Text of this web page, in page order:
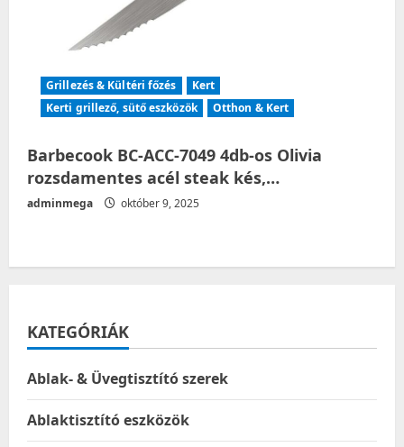
Grillezés & Kültéri főzés
Kert
Kerti grillező, sütő eszközök
Otthon & Kert
Barbecook BC-ACC-7049 4db-os Olivia
rozsdamentes acél steak kés,…
adminmega október 9, 2025
KATEGÓRIÁK
Ablak- & Üvegtisztító szerek
Ablaktisztító eszközök